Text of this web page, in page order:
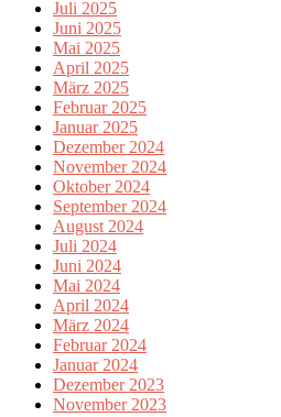
Juli 2025
Juni 2025
Mai 2025
April 2025
März 2025
Februar 2025
Januar 2025
Dezember 2024
November 2024
Oktober 2024
September 2024
August 2024
Juli 2024
Juni 2024
Mai 2024
April 2024
März 2024
Februar 2024
Januar 2024
Dezember 2023
November 2023